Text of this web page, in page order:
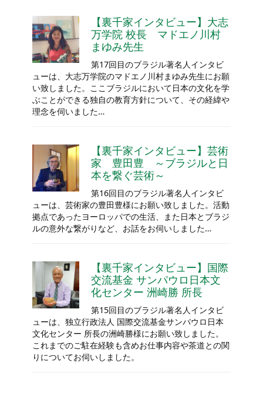
【裏千家インタビュー】大志
万学院 校長 マドエノ川村
まゆみ先生
第17回目のブラジル著名人インタビ
ューは、大志万学院のマドエノ川村まゆみ先生にお願
い致しました。ここブラジルにおいて日本の文化を学
ぶことができる独自の教育方針について、その経緯や
理念を伺いました…
【裏千家インタビュー】芸術
家 豊田豊 ～ブラジルと日
本を繋ぐ芸術～
第16回目のブラジル著名人インタビ
ューは、芸術家の豊田豊様にお願い致しました。活動
拠点であったヨーロッパでの生活、また日本とブラジ
ルの意外な繋がりなど、お話をお伺いしました…
【裏千家インタビュー】国際
交流基金 サンパウロ日本文
化センター 洲崎勝 所長
第15回目のブラジル著名人インタビ
ューは、独立行政法人 国際交流基金サンパウロ日本
文化センター 所長の洲崎勝様にお願い致しました。
これまでのご駐在経験も含めお仕事内容や茶道との関
りについてお伺いしました。